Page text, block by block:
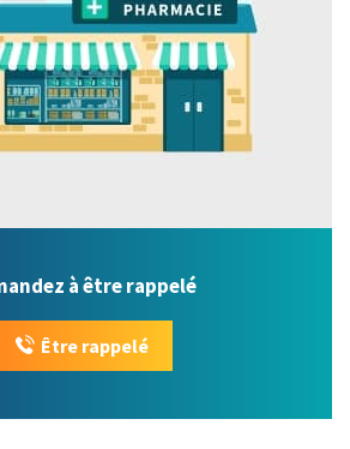
à être rappelé
Être rappelé